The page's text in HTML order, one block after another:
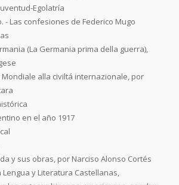
Egolatría
- Las confesiones de Federico Mugo
(La Germania prima della guerra),
Mondiale alla civiltá internazionale, por
en el año 1917
y sus obras, por Narciso Alonso Cortés
y Literatura Castellanas,